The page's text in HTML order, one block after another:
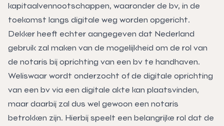
kapitaalvennootschappen, waaronder de bv, in de
toekomst langs digitale weg worden opgericht.
Dekker heeft echter aangegeven dat Nederland
gebruik zal maken van de mogelijkheid om de rol van
de notaris bij oprichting van een bv te handhaven.
Weliswaar wordt onderzocht of de digitale oprichting
van een bv via een digitale akte kan plaatsvinden,
maar daarbij zal dus wel gewoon een notaris
betrokken zijn. Hierbij speelt een belangrijke rol dat de